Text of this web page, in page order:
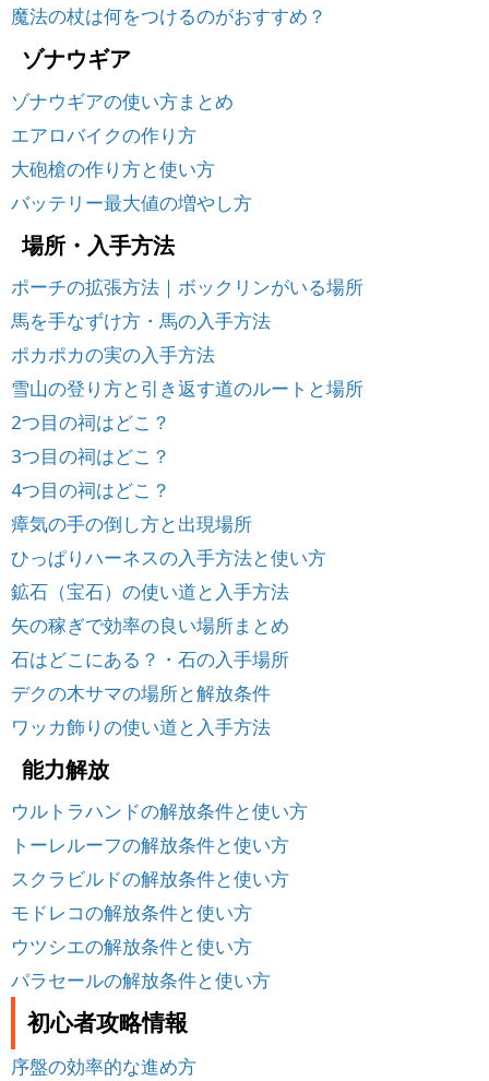
魔法の杖は何をつけるのがおすすめ？
ゾナウギア
ゾナウギアの使い方まとめ
エアロバイクの作り方
大砲槍の作り方と使い方
バッテリー最大値の増やし方
場所・入手方法
ポーチの拡張方法｜ボックリンがいる場所
馬を手なずけ方・馬の入手方法
ポカポカの実の入手方法
雪山の登り方と引き返す道のルートと場所
2つ目の祠はどこ？
3つ目の祠はどこ？
4つ目の祠はどこ？
瘴気の手の倒し方と出現場所
ひっぱりハーネスの入手方法と使い方
鉱石（宝石）の使い道と入手方法
矢の稼ぎで効率の良い場所まとめ
石はどこにある？・石の入手場所
デクの木サマの場所と解放条件
ワッカ飾りの使い道と入手方法
能力解放
ウルトラハンドの解放条件と使い方
トーレルーフの解放条件と使い方
スクラビルドの解放条件と使い方
モドレコの解放条件と使い方
ウツシエの解放条件と使い方
パラセールの解放条件と使い方
初心者攻略情報
序盤の効率的な進め方